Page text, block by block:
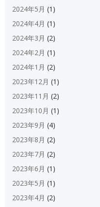
2024年5月 (1)
2024年4月 (1)
2024年3月 (2)
2024年2月 (1)
2024年1月 (2)
2023年12月 (1)
2023年11月 (2)
2023年10月 (1)
2023年9月 (4)
2023年8月 (2)
2023年7月 (2)
2023年6月 (1)
2023年5月 (1)
2023年4月 (2)